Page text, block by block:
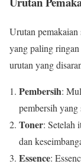
Urutan
yang paling
urutan yang
Pembersih:
pembersih
Toner: Setelah
dan
Essence: